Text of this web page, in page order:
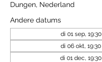
Dungen, Nederland
Andere datums
di 01 sep, 19:30
di 06 okt, 19:30
di 01 dec, 19:30